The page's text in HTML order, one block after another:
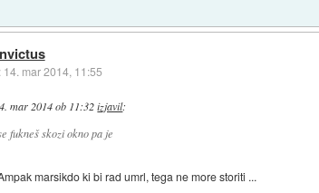
14. mar 2014, 11:55
mar 2014 ob 11:32 izjavil:
fukneš skozi okno pa je
marsikdo ki bi rad umrl, tega ne more storiti ...